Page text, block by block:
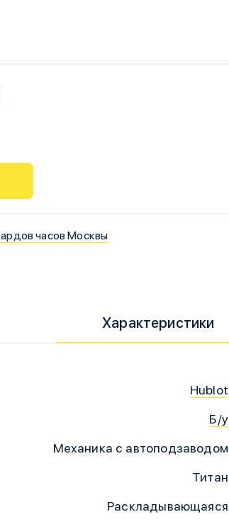
часов Москвы
Характеристики
Hublot
Б/у
Механика с автоподзаводом
Титан
Раскладывающаяся